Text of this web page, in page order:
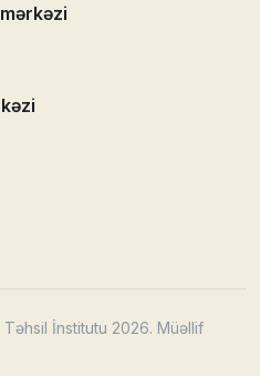
İnstitutu 2026. Müəllif